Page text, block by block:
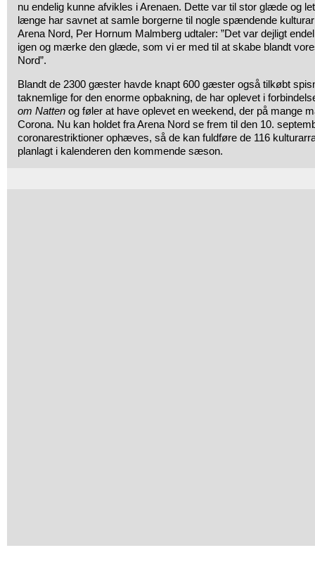
nu endelig kunne afvikles i Arenaen. Dette var til stor glæde og
længe har savnet at samle borgerne til nogle spændende
Arena Nord, Per Hornum Malmberg udtaler: ”Det var dejligt
igen og mærke den glæde, som vi er med til at skabe blandt
Nord”.
Blandt de 2300 gæster havde knapt 600 gæster også tilkøbt
taknemlige for den enorme opbakning, de har oplevet i
om Natten og føler at have oplevet en weekend, der på mange
Corona. Nu kan holdet fra Arena Nord se frem til den 10.
coronarestriktioner ophæves, så de kan fuldføre de 116
planlagt i kalenderen den kommende sæson.